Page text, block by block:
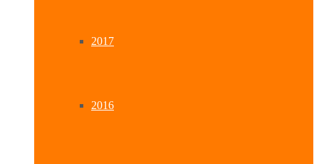
2017
2016